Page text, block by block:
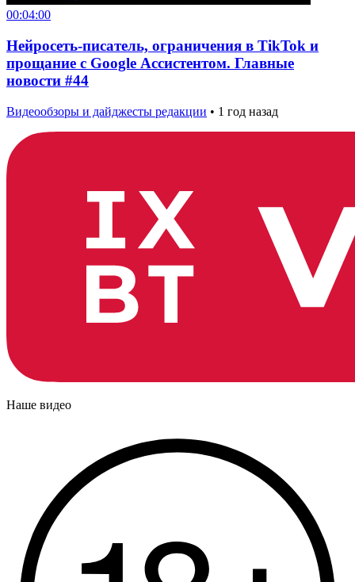
00:04:00
Нейросеть-писатель, ограничения в TikTok и
прощание с Google Ассистентом. Главные
новости #44
Видеообзоры и дайджесты редакции • 1 год назад
Наше видео